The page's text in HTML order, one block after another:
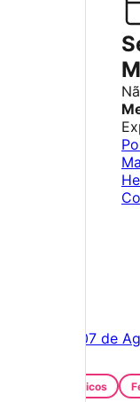
07 de
Gastronómicos